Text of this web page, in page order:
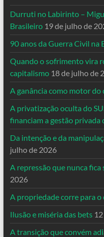
Durruti no Labirinto –
Brasileiro 19 de julho de
90 anos da Guerra Civil na
Quando o sofrimento vira
capitalismo 18 de julho de
A ganância como motor do
A privatização oculta do
financiam a gestão privada
Da intenção e da
julho de 2026
A repressão que nunca
2026
A propriedade corre para
Ilusão e miséria das bets
A transição que convém